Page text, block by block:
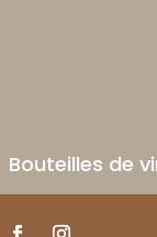
Bouteilles de